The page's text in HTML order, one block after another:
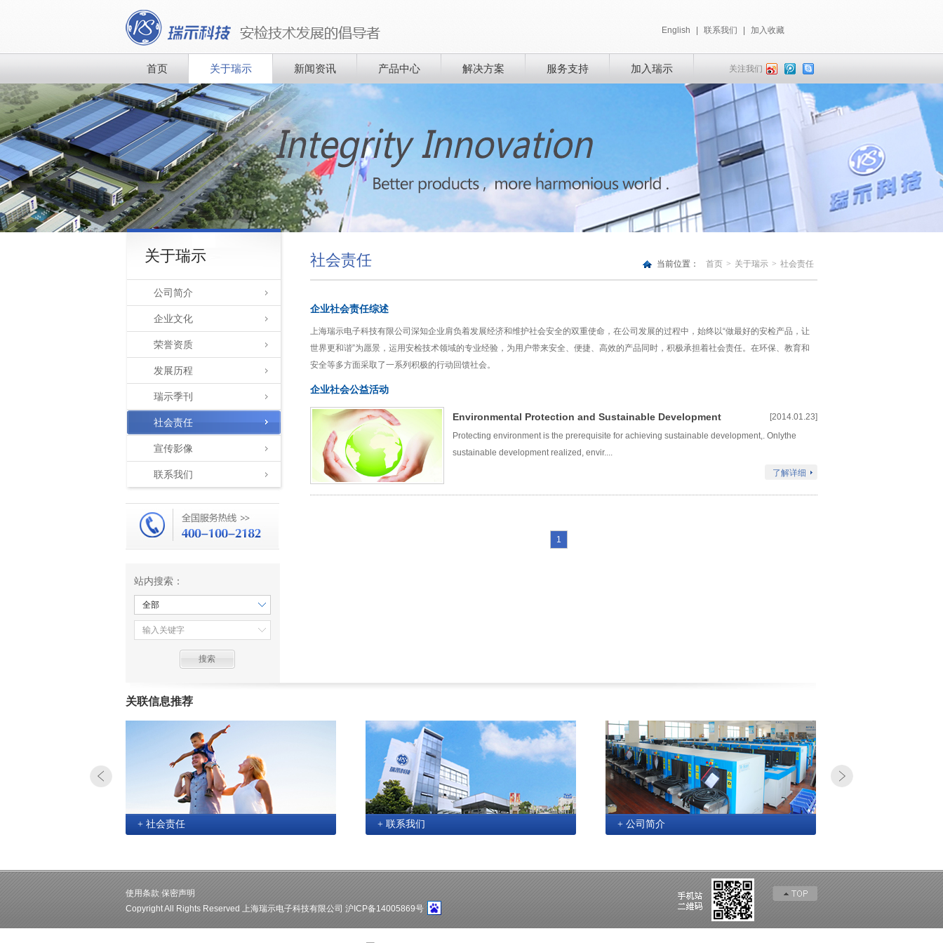
English 联系我们 加入收藏
首页 关于瑞示 新闻资讯 产品中心 解决方案 服务支持 加入瑞示 关注我们
关于瑞示
公司简介
企业文化
荣誉资质
发展历程
瑞示季刊
社会责任
宣传影像
联系我们
站内搜索：
全部
社会责任 当前位置： 首页 > 关于瑞示 > 社会责任
企业社会责任综述
上海瑞示电子科技有限公司深知企业肩负着发展经济和维护社会安全的双重使命，在公司发展的过程中，始终以“做最好的安检产品，让
世界更和谐”为愿景，运用安检技术领域的专业经验，为用户带来安全、便捷、高效的产品同时，积极承担着社会责任。在环保、教育和
安全等多方面采取了一系列积极的行动回馈社会。
企业社会公益活动
Environmental Protection and Sustainable Development
[2014.01.23]
Protecting environment is the prerequisite for achieving sustainable development,. Onlythe
sustainable development realized, envir....
了解详细
1
关联信息推荐
+ 社会责任 + 联系我们 + 公司简介
使用条款 保密声明
Copyright All Rights Reserved 上海瑞示电子科技有限公司 沪ICP备14005869号